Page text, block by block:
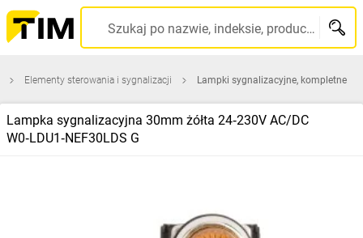
Szukaj po nazwie, indeksie, producencie, kodzie kreskowym...
Elementy sterowania i sygnalizacji Lampki sygnalizacyjne, kompletne
Lampka sygnalizacyjna 30mm żółta 24‑230V AC/DC
W0‑LDU1‑NEF30LDS G